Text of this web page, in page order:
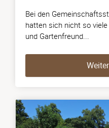
Bei den
hatten sich nicht so
und Gartenfreund...